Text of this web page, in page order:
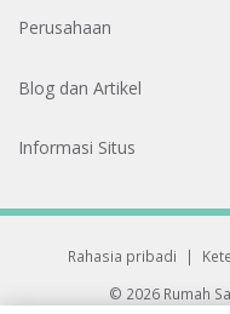
Perusahaan
Blog dan Artikel
Informasi Situs
Rahasia pribadi |
© 2026 Rumah